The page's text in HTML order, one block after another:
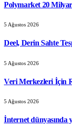
Polymarket 20 Milyar
5 Ağustos 2026
Deel, Derin Sahte
5 Ağustos 2026
Veri Merkezleri İçin
5 Ağustos 2026
İnternet dünyasında